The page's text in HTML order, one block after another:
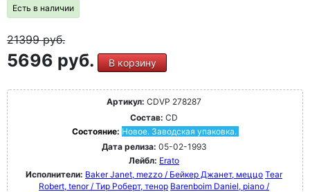
Есть в наличии
21399руб.
5696 руб. В корзину
Артикул: CDVP 278287
Состав: CD
Состояние: Новое. Заводская упаковка.
Дата релиза: 05-02-1993
Лейбл: Erato
Исполнители: Baker Janet, mezzo / Бейкер Джанет, меццо Tear
Robert, tenor / Тир Роберт, тенор Barenboim Daniel, piano /